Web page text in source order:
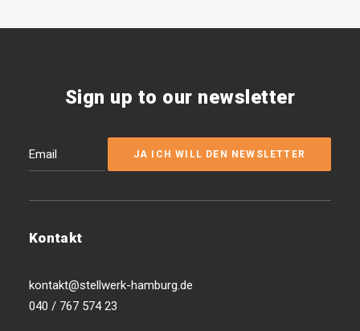
Sign up to our newsletter
Kontakt
kontakt@stellwerk-hamburg.de
040 / 767 574 23